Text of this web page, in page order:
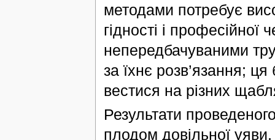
методами потребує
гідності і професійної
непередбачуваними
за їхнє розв’язання;
вестися на різних
Результати
плодом довільної